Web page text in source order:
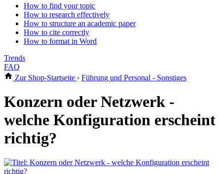
How to find your topic
How to research effectively
How to structure an academic paper
How to cite correctly
How to format in Word
Trends
FAQ
Zur Shop-Startseite › Führung und Personal - Sonstiges
Konzern oder Netzwerk -
welche Konfiguration erscheint
richtig?